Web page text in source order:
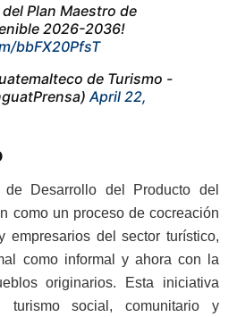
Plan Maestro de
2026-2036!
bbFX20PfsT
de Turismo -
April 22,
de Desarrollo del Producto del
como un proceso de cocreación
empresarios del sector turístico,
como informal y ahora con la
originarios. Esta iniciativa
turismo social, comunitario y